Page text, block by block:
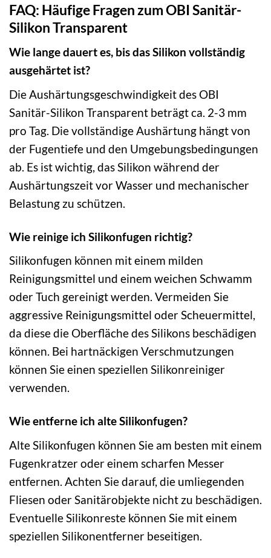
FAQ: Häufige Fragen zum OBI Sanitär-
Silikon Transparent
Wie lange dauert es, bis das Silikon vollständig
ausgehärtet ist?
Die Aushärtungsgeschwindigkeit des OBI
Sanitär-Silikon Transparent beträgt ca. 2-3 mm
pro Tag. Die vollständige Aushärtung hängt von
der Fugentiefe und den Umgebungsbedingungen
ab. Es ist wichtig, das Silikon während der
Aushärtungszeit vor Wasser und mechanischer
Belastung zu schützen.
Wie reinige ich Silikonfugen richtig?
Silikonfugen können mit einem milden
Reinigungsmittel und einem weichen Schwamm
oder Tuch gereinigt werden. Vermeiden Sie
aggressive Reinigungsmittel oder Scheuermittel,
da diese die Oberfläche des Silikons beschädigen
können. Bei hartnäckigen Verschmutzungen
können Sie einen speziellen Silikonreiniger
verwenden.
Wie entferne ich alte Silikonfugen?
Alte Silikonfugen können Sie am besten mit einem
Fugenkratzer oder einem scharfen Messer
entfernen. Achten Sie darauf, die umliegenden
Fliesen oder Sanitärobjekte nicht zu beschädigen.
Eventuelle Silikonreste können Sie mit einem
speziellen Silikonentferner beseitigen.